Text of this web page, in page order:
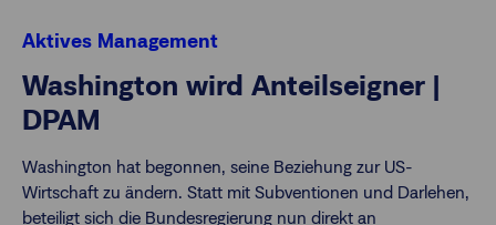
Aktives Management
Washington wird Anteilseigner |
DPAM
Washington hat begonnen, seine Beziehung zur US-
Wirtschaft zu ändern. Statt mit Subventionen und Darlehen,
beteiligt sich die Bundesregierung nun direkt an